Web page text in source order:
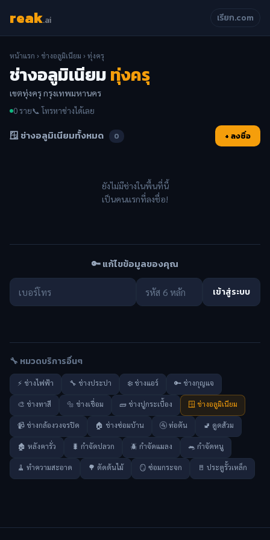
reak.ai เรียก.com
หน้าแรก › ช่างอลูมิเนียม › ทุ่งครุ
ช่างอลูมิเนียมทุ่งครุ
เขตทุ่งครุ กรุงเทพมหานคร
0 ราย📞 โทรหาช่างได้เลย
🪟 ช่างอลูมิเนียมทั้งหมด 0 + ลงชื่อ
ยังไม่มีช่างในพื้นที่นี้
เป็นคนแรกที่ลงชื่อ!
🔑 แก้ไขข้อมูลของคุณ
เข้าสู่ระบบ
🔧 หมวดบริการอื่นๆ
⚡ ช่างไฟฟ้า 🔧 ช่างประปา ❄️ ช่างแอร์ 🔑 ช่างกุญแจ
🎨 ช่างทาสี 🔩 ช่างเชื่อม 🧱 ช่างปูกระเบื้อง 🪟 ช่างอลูมิเนียม
📹 ช่างกล้องวงจรปิด 🏠 ช่างซ่อมบ้าน 🚰 ท่อตัน 🚽 ดูดส้วม
🏚️ หลังคารั่ว 🐛 กำจัดปลวก 🪲 กำจัดแมลง 🐀 กำจัดหนู
🧹 ทำความสะอาด 🌳 ตัดต้นไม้ 🪞 ซ่อมกระจก 🚪 ประตูรั้วเหล็ก